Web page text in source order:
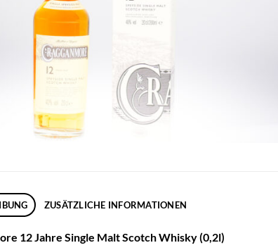
ZUSÄTZLICHE INFORMATIONEN
12 Jahre Single Malt Scotch Whisky (0,2l)